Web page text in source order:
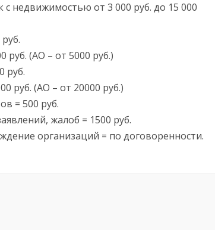
недвижимостью от 3 000 руб. до 15 000
руб. (АО – от 5000 руб.)
руб.
руб. (АО – от 20000 руб.)
= 500 руб.
жалоб = 1500 руб.
организаций = по договоренности.